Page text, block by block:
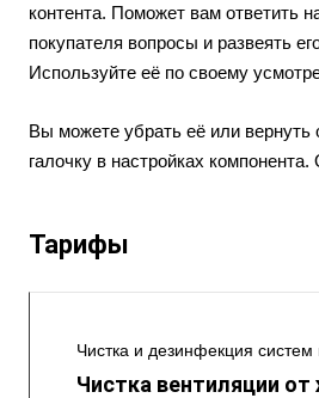
контента. Поможет вам ответить
покупателя вопросы и развеять
Используйте её по своему
Вы можете убрать её или вернуть
галочку в настройках
Тарифы
Чистка и дезинфекция систем
Чистка вентиляции от